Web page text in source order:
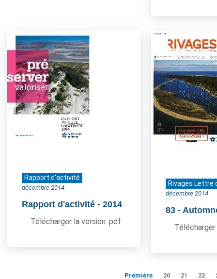
Rapport d'activité
décembre 2014
Rapport d'activité - 2014
Télécharger la version .pdf
Rivages Lettre
décembre 2014
83 -
Première 20 21 22